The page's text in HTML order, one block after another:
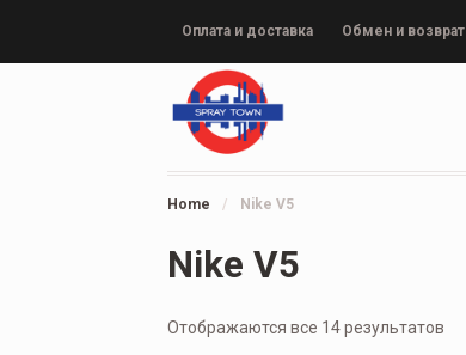
Оплата и доставка Обмен и возврат
Home / Nike V5
Nike V5
Отображаются все 14 результатов